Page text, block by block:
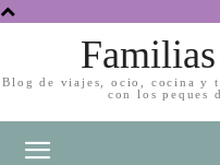
Blog de viajes, ocio, cocina y
con los peques